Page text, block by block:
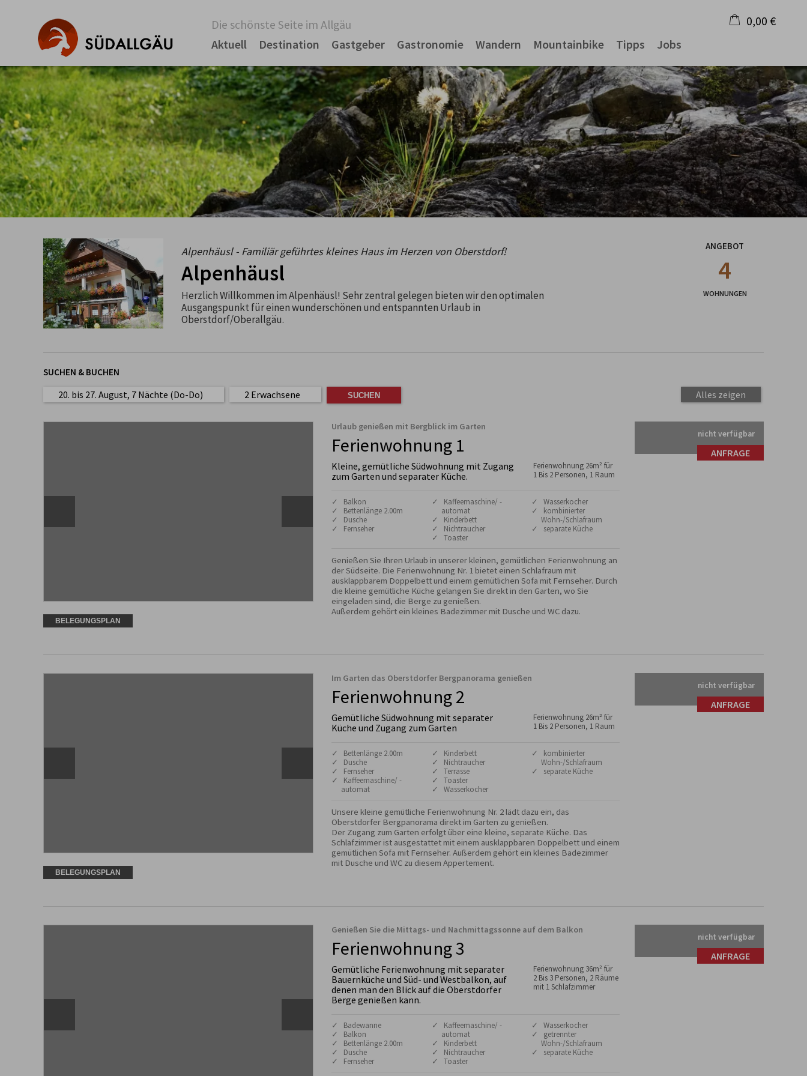
Die schönste Seite im Allgäu
Aktuell
Destination Gastgeber Gastronomie Wandern Mountainbike Tipps Jobs
0,00 €
Warenkorb ist leer
Alpenhäusl - Familiär geführtes kleines Haus im Herzen von Oberstdorf!
Alpenhäusl
Herzlich Willkommen im Alpenhäusl! Sehr zentral gelegen bieten wir den optimalen
Ausgangspunkt für einen wunderschönen und entspannten Urlaub in
Oberstdorf/Oberallgäu.
ANGEBOT
4
WOHNUNGEN
SUCHEN & BUCHEN
20. bis 27. August, 7 Nächte (Do-Do) 2 Erwachsene Alles zeigen
Urlaub genießen mit Bergblick im Garten
Ferienwohnung 1
Kleine, gemütliche Südwohnung mit Zugang
zum Garten und separater Küche.
Ferienwohnung 26m² für
1 Bis 2 Personen, 1 Raum
✓ Balkon
✓ Bettenlänge 2.00m
✓ Dusche
✓ Fernseher
✓ Kaffeemaschine/ -
automat
✓ Kinderbett
✓ Nichtraucher
✓ Toaster
✓ Wasserkocher
✓ kombinierter
Wohn-/Schlafraum
✓ separate Küche
Genießen Sie Ihren Urlaub in unserer kleinen, gemütlichen Ferienwohnung an
der Südseite. Die Ferienwohnung Nr. 1 bietet einen Schlafraum mit
ausklappbarem Doppelbett und einem gemütlichen Sofa mit Fernseher. Durch
die kleine gemütliche Küche gelangen Sie direkt in den Garten, wo Sie
eingeladen sind, die Berge zu genießen.
Außerdem gehört ein kleines Badezimmer mit Dusche und WC dazu.
nicht verfügbar
ANFRAGE
BELEGUNGSPLAN
Im Garten das Oberstdorfer Bergpanorama genießen
Ferienwohnung 2
Gemütliche Südwohnung mit separater
Küche und Zugang zum Garten
Ferienwohnung 26m² für
1 Bis 2 Personen, 1 Raum
✓ Bettenlänge 2.00m
✓ Dusche
✓ Fernseher
✓ Kaffeemaschine/ -
automat
✓ Kinderbett
✓ Nichtraucher
✓ Terrasse
✓ Toaster
✓ Wasserkocher
✓ kombinierter
Wohn-/Schlafraum
✓ separate Küche
Unsere kleine gemütliche Ferienwohnung Nr. 2 lädt dazu ein, das
Oberstdorfer Bergpanorama direkt im Garten zu genießen.
Der Zugang zum Garten erfolgt über eine kleine, separate Küche. Das
Schlafzimmer ist ausgestattet mit einem ausklappbaren Doppelbett und einem
gemütlichen Sofa mit Fernseher. Außerdem gehört ein kleines Badezimmer
mit Dusche und WC zu diesem Appertement.
nicht verfügbar
ANFRAGE
BELEGUNGSPLAN
Genießen Sie die Mittags- und Nachmittagssonne auf dem Balkon
Ferienwohnung 3
Gemütliche Ferienwohnung mit separater
Bauernküche und Süd- und Westbalkon, auf
denen man den Blick auf die Oberstdorfer
Berge genießen kann.
Ferienwohnung 36m² für
2 Bis 3 Personen, 2 Räume
mit 1 Schlafzimmer
✓ Badewanne
✓ Balkon
✓ Bettenlänge 2.00m
✓ Dusche
✓ Fernseher
✓ Kaffeemaschine/ -
automat
✓ Kinderbett
✓ Nichtraucher
✓ Toaster
✓ Wasserkocher
✓ getrennter
Wohn-/Schlafraum
✓ separate Küche
nicht verfügbar
ANFRAGE